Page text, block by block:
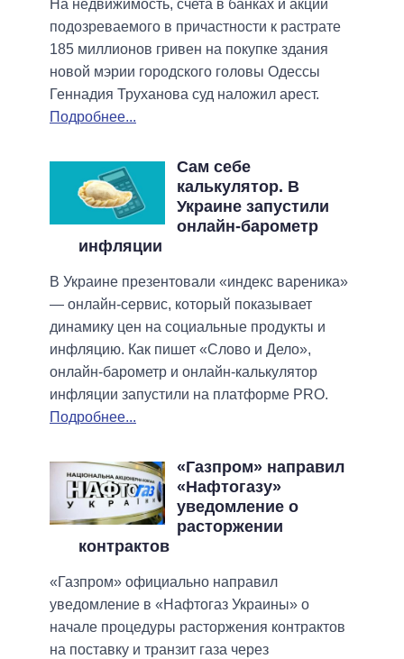
На недвижимость, счета в банках и акции
подозреваемого в причастности к растрате
185 миллионов гривен на покупке здания
новой мэрии городского головы Одессы
Геннадия Труханова суд наложил арест.
Подробнее...
Сам себе
калькулятор. В
Украине запустили
онлайн-барометр
инфляции
В Украине презентовали «индекс вареника»
— онлайн-сервис, который показывает
динамику цен на социальные продукты и
инфляцию. Как пишет «Слово и Дело»,
онлайн-барометр и онлайн-калькулятор
инфляции запустили на платформе PRO.
Подробнее...
«Газпром» направил
«Нафтогазу»
уведомление о
расторжении
контрактов
«Газпром» официально направил
уведомление в «Нафтогаз Украины» о
начале процедуры расторжения контрактов
на поставку и транзит газа через